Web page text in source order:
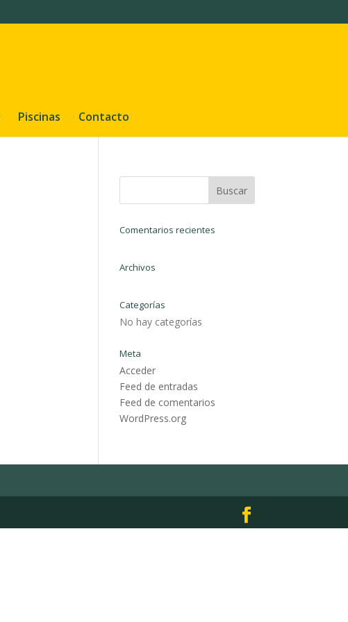
Piscinas Contacto
Comentarios recientes
Archivos
Categorías
No hay categorías
Meta
Acceder
Feed de entradas
Feed de comentarios
WordPress.org